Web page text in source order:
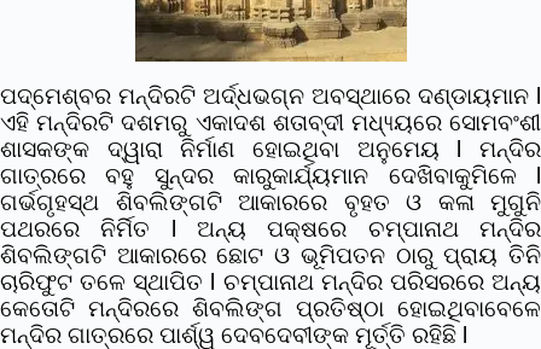
ପଦ୍ମେଶ୍ବର ମନ୍ଦିରଟି ଅର୍ଦ୍ଧଭଗ୍ନ ଅବସ୍ଥାରେ ଦଣ୍ଡାୟମାନ l
ଏହି ମନ୍ଦିରଟି ଦଶମରୁ ଏକାଦଶ ଶତାବ୍ଦୀ ମଧ୍ୟ୍ୟରେ ସୋମବଂଶୀ
ଶାସକଙ୍କ ଦ୍ୱାରା ନିର୍ମାଣ ହୋଇଥିବା ଅନୁମେୟ l ମନ୍ଦିର
ଗାତ୍ରରେ ବହୁ ସୁନ୍ଦର କାରୁକାର୍ଯ୍ୟମାନ ଦେଖିବାକୁମିଳେ l
ଗର୍ଭଗୃହସ୍ଥ ଶିବଲିଙ୍ଗଟି ଆକାରରେ ବୃହତ ଓ କଳା ମୁଗୁନି
ପଥରରେ ନିର୍ମିତ l ଅନ୍ୟ ପକ୍ଷରେ ଚମ୍ପାନାଥ ମନ୍ଦିର
ଶିବଲିଙ୍ଗଟି ଆକାରରେ ଛୋଟ ଓ ଭୂମିପତନ ଠାରୁ ପ୍ରାୟ ତିନି
ଚାରିଫୁଟ ତଳେ ସ୍ଥାପିତ l ଚମ୍ପାନାଥ ମନ୍ଦିର ପରିସରରେ ଅନ୍ୟ
କେତୋଟି ମନ୍ଦିରରେ ଶିବଲିଙ୍ଗ ପ୍ରତିଷ୍ଠା ହୋଇଥିବାବେଳେ
ମନ୍ଦିର ଗାତ୍ରରେ ପାର୍ଶ୍ୱ ଦେବଦେବୀଙ୍କ ମୂର୍ତ୍ତି ରହିଛି l